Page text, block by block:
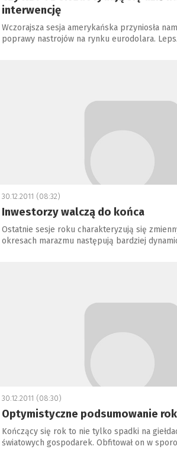
interwencję
Wczorajsza sesja amerykańska przyniosła
poprawy nastrojów na rynku eurodolara.
30.12.2011 (08:32)
Inwestorzy walczą do końca
Ostatnie sesje roku charakteryzują się
okresach marazmu następują bardziej
30.12.2011 (08:30)
Optymistyczne podsumowanie
Kończący się rok to nie tylko spadki na
światowych gospodarek. Obfitował on w